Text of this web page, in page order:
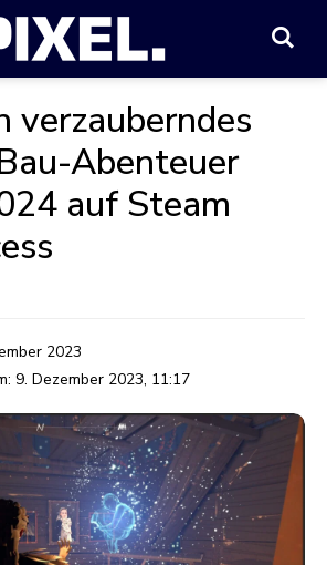
verzauberndes
Abenteuer
auf Steam
2023
9. Dezember 2023, 11:17